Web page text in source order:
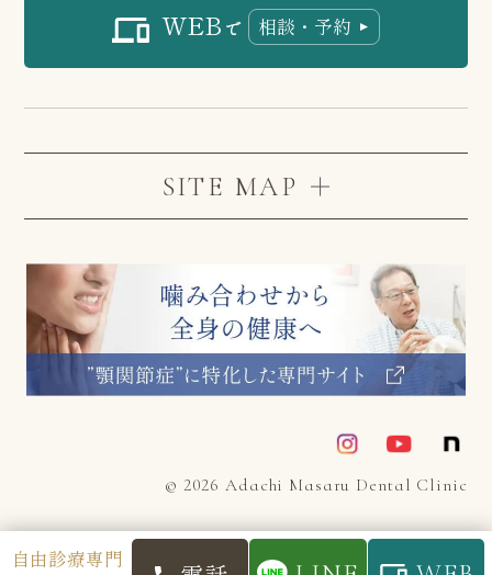
WEB で 相談・予約
SITE MAP
© 2026 Adachi Masaru Dental Clinic
自由診療専門